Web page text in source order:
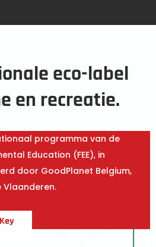
eco-label
en recreatie.
programma van de
Education (FEE), in
door GoodPlanet Belgium,
Vlaanderen.